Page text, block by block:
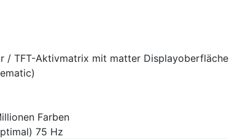
/ TFT-Aktivmatrix mit matter Displayoberfläche
Farben
75 Hz